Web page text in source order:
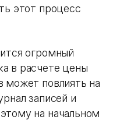
этот процесс
огромный
в расчете цены
может повлиять на
записей и
на начальном